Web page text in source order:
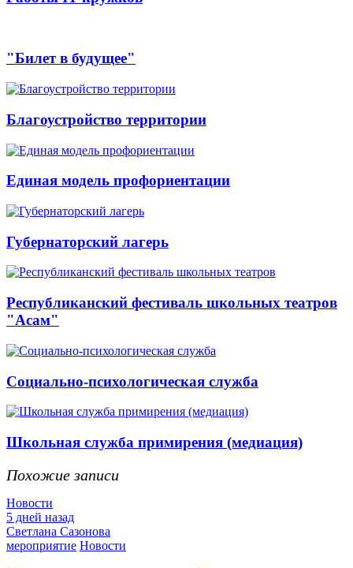
"Билет в будущее"
Благоустройство территории
Единая модель профориентации
Губернаторский лагерь
Республиканский фестиваль школьных театров
"Асам"
Социально-психологическая служба
Школьная служба примирения (медиация)
Похожие записи
Новости
5 дней назад
Светлана Сазонова
мероприятие Новости